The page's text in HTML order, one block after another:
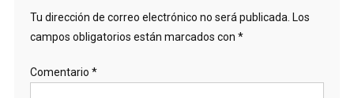
Tu dirección de correo electrónico no será publicada. Los
campos obligatorios están marcados con *
Comentario *